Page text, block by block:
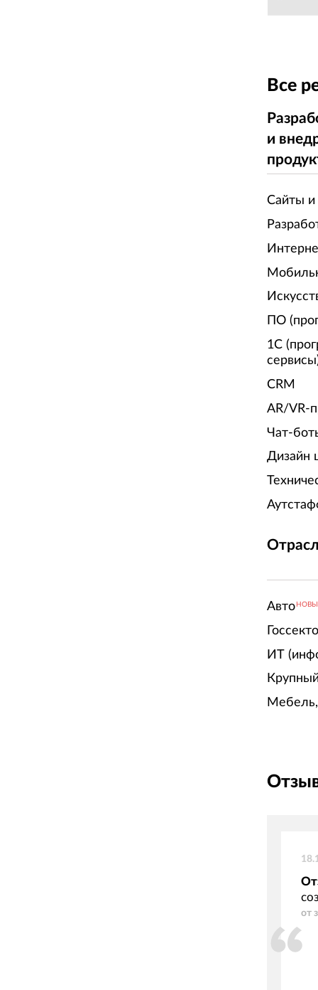
Все
и
Сайты и
ПО
1С
CRM
AR/VR-
Чат-
Дизайн
Авто
ИТ
от